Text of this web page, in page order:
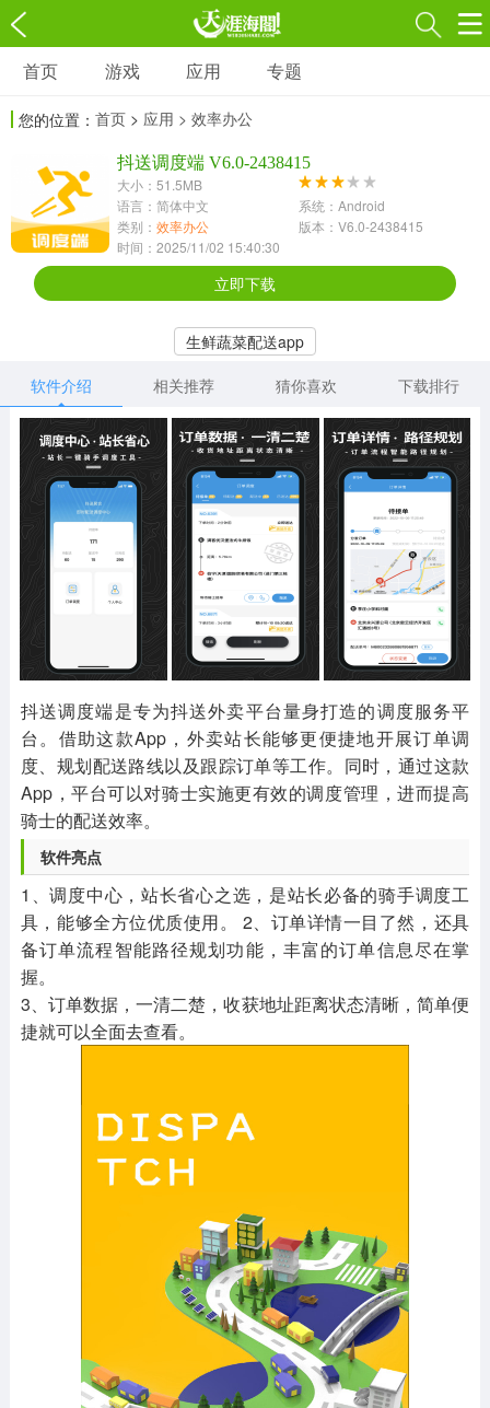
游戏
3697款应用
1597款应用
休闲益智
13387款应用
2196款应用
冒险解谜
418款应用
音乐舞蹈
269款应用
2716款应用
515款应用
其他
1654款应用
游戏助手
515款应用
MOD游戏
1056款应用
首页 游戏 应用 专题
您的位置： 首页 > 应用 > 效率办公
抖送调度端 V6.0-2438415
大小：51.5MB
语言：简体中文
系统：Android
类别： 效率办公
版本：V6.0-2438415
时间：2025/11/02 15:40:30
立即下载
生鲜蔬菜配送app
软件介绍
相关推荐 猜你喜欢 下载排行
抖送调度端是专为抖送外卖平台量身打造的调度服务平
台。借助这款App，外卖站长能够更便捷地开展订单调
度、规划配送路线以及跟踪订单等工作。同时，通过这款
App，平台可以对骑士实施更有效的调度管理，进而提高
骑士的配送效率。
软件亮点
1、调度中心，站长省心之选，是站长必备的骑手调度工
具，能够全方位优质使用。 2、订单详情一目了然，还具
备订单流程智能路径规划功能，丰富的订单信息尽在掌
握。
3、订单数据，一清二楚，收获地址距离状态清晰，简单便
捷就可以全面去查看。